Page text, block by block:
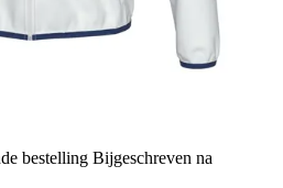
bestelling Bijgeschreven na